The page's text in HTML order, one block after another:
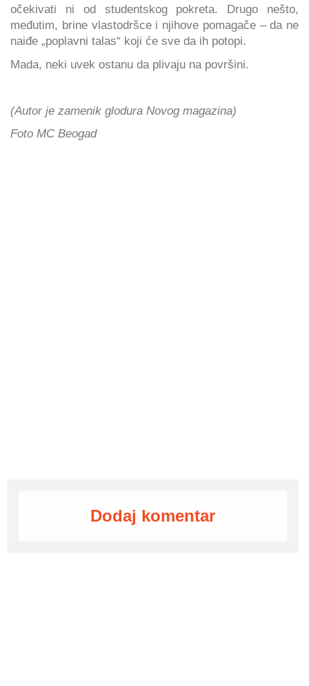
očekivati ni od studentskog pokreta. Drugo nešto,
međutim, brine vlastodršce i njihove pomagače – da ne
naiđe „poplavni talas“ koji će sve da ih potopi.
Mada, neki uvek ostanu da plivaju na površini.
(Autor je zamenik glodura Novog magazina)
Foto MC Beogad
Dodaj komentar